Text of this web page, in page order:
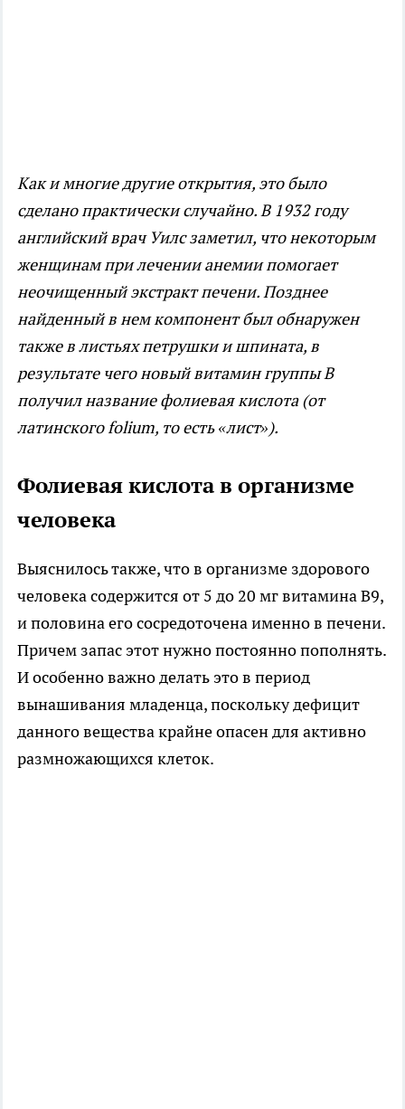
Как и многие другие открытия, это было
сделано практически случайно. В 1932 году
английский врач Уилс заметил, что некоторым
женщинам при лечении анемии помогает
неочищенный экстракт печени. Позднее
найденный в нем компонент был обнаружен
также в листьях петрушки и шпината, в
результате чего новый витамин группы В
получил название фолиевая кислота (от
латинского folium, то есть «лист»).
Фолиевая кислота в организме
человека
Выяснилось также, что в организме здорового
человека содержится от 5 до 20 мг витамина В9,
и половина его сосредоточена именно в печени.
Причем запас этот нужно постоянно пополнять.
И особенно важно делать это в период
вынашивания младенца, поскольку дефицит
данного вещества крайне опасен для активно
размножающихся клеток.